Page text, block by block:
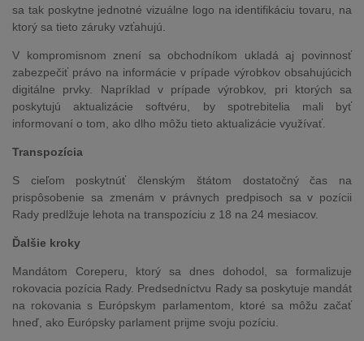
sa tak poskytne jednotné vizuálne logo na identifikáciu tovaru, na
ktorý sa tieto záruky vzťahujú.
V kompromisnom znení sa obchodníkom ukladá aj povinnosť
zabezpečiť právo na informácie v prípade výrobkov obsahujúcich
digitálne prvky. Napríklad v prípade výrobkov, pri ktorých sa
poskytujú aktualizácie softvéru, by spotrebitelia mali byť
informovaní o tom, ako dlho môžu tieto aktualizácie využívať.
Transpozícia
S cieľom poskytnúť členským štátom dostatočný čas na
prispôsobenie sa zmenám v právnych predpisoch sa v pozícii
Rady predlžuje lehota na transpozíciu z 18 na 24 mesiacov.
Ďalšie kroky
Mandátom Coreperu, ktorý sa dnes dohodol, sa formalizuje
rokovacia pozícia Rady. Predsedníctvu Rady sa poskytuje mandát
na rokovania s Európskym parlamentom, ktoré sa môžu začať
hneď, ako Európsky parlament prijme svoju pozíciu.